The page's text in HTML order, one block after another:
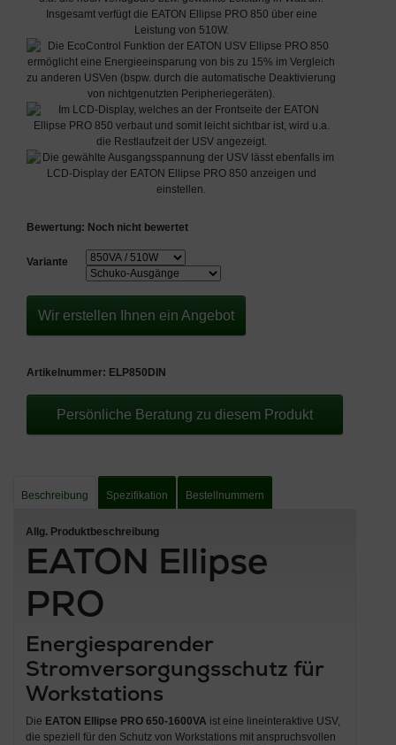
Bewertung: Noch nicht bewertet
Variante
Wir erstellen Ihnen ein Angebot
Artikelnummer: ELP850DIN
Persönliche Beratung zu diesem Produkt
Beschreibung Spezifikation Bestellnummern
Allg. Produktbeschreibung
EATON Ellipse
PRO
Energiesparender
Stromversorgungsschutz für
Workstations
Die EATON Ellipse PRO 650-1600VA ist eine lineinteraktive USV,
die speziell für den Schutz von Workstations mit anspruchsvollen